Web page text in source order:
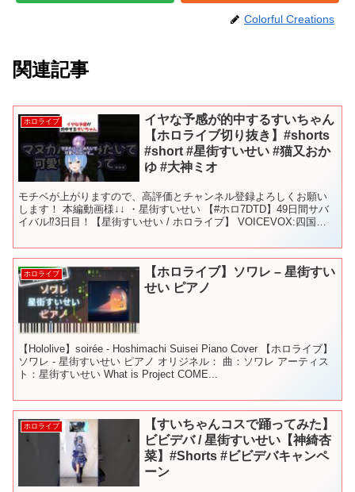
Colorful Creations
関連記事
ホロライブ
イヤな予感が的中するすいちゃん
【ホロライブ切り抜き】#shorts
#short #星街すいせい #猫又おか
ゆ #大神ミオ
モチベが上がりますので、高評価とチャンネル登録よろしくお願い
します！ 本編動画様↓↓ ・星街すいせい 【#ホロ7DTD】49日間サバ
イバル⁉3日目！【星街すいせい / ホロライブ】 VOICEVOX:四国め
ホロライブ
【ホロライブ】ソワレ – 星街すい
せい ピアノ
【Hololive】soirée - Hoshimachi Suisei Piano Cover 【ホロライブ】
ソワレ - 星街すいせい ピアノ オリジネル： 曲：ソワレ アーティス
ト：星街すいせい What is Project COME...
ホロライブ
【すいちゃんコスで踊ってみた】
ビビデバ / 星街すいせい【神綺杏
菜】#Shorts #ビビデバキャンペ
ーン